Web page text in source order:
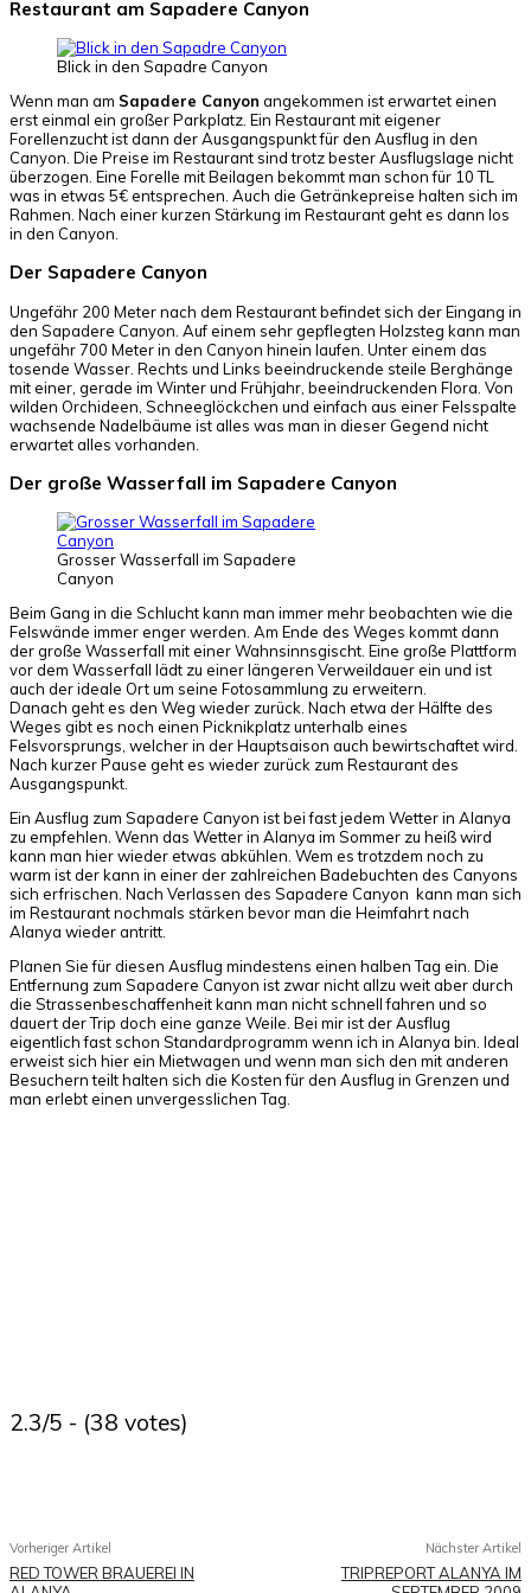
Restaurant am Sapadere Canyon
Blick in den Sapadre Canyon
Wenn man am Sapadere Canyon angekommen ist erwartet einen
erst einmal ein großer Parkplatz. Ein Restaurant mit eigener
Forellenzucht ist dann der Ausgangspunkt für den Ausflug in den
Canyon. Die Preise im Restaurant sind trotz bester Ausflugslage nicht
überzogen. Eine Forelle mit Beilagen bekommt man schon für 10 TL
was in etwas 5€ entsprechen. Auch die Getränkepreise halten sich im
Rahmen. Nach einer kurzen Stärkung im Restaurant geht es dann los
in den Canyon.
Der Sapadere Canyon
Ungefähr 200 Meter nach dem Restaurant befindet sich der Eingang in
den Sapadere Canyon. Auf einem sehr gepflegten Holzsteg kann man
ungefähr 700 Meter in den Canyon hinein laufen. Unter einem das
tosende Wasser. Rechts und Links beeindruckende steile Berghänge
mit einer, gerade im Winter und Frühjahr, beeindruckenden Flora. Von
wilden Orchideen, Schneeglöckchen und einfach aus einer Felsspalte
wachsende Nadelbäume ist alles was man in dieser Gegend nicht
erwartet alles vorhanden.
Der große Wasserfall im Sapadere Canyon
Grosser Wasserfall im Sapadere
Canyon
Beim Gang in die Schlucht kann man immer mehr beobachten wie die
Felswände immer enger werden. Am Ende des Weges kommt dann
der große Wasserfall mit einer Wahnsinnsgischt. Eine große Plattform
vor dem Wasserfall lädt zu einer längeren Verweildauer ein und ist
auch der ideale Ort um seine Fotosammlung zu erweitern.
Danach geht es den Weg wieder zurück. Nach etwa der Hälfte des
Weges gibt es noch einen Picknikplatz unterhalb eines
Felsvorsprungs, welcher in der Hauptsaison auch bewirtschaftet wird.
Nach kurzer Pause geht es wieder zurück zum Restaurant des
Ausgangspunkt.
Ein Ausflug zum Sapadere Canyon ist bei fast jedem Wetter in Alanya
zu empfehlen. Wenn das Wetter in Alanya im Sommer zu heiß wird
kann man hier wieder etwas abkühlen. Wem es trotzdem noch zu
warm ist der kann in einer der zahlreichen Badebuchten des Canyons
sich erfrischen. Nach Verlassen des Sapadere Canyon kann man sich
im Restaurant nochmals stärken bevor man die Heimfahrt nach
Alanya wieder antritt.
Planen Sie für diesen Ausflug mindestens einen halben Tag ein. Die
Entfernung zum Sapadere Canyon ist zwar nicht allzu weit aber durch
die Strassenbeschaffenheit kann man nicht schnell fahren und so
dauert der Trip doch eine ganze Weile. Bei mir ist der Ausflug
eigentlich fast schon Standardprogramm wenn ich in Alanya bin. Ideal
erweist sich hier ein Mietwagen und wenn man sich den mit anderen
Besuchern teilt halten sich die Kosten für den Ausflug in Grenzen und
man erlebt einen unvergesslichen Tag.
2.3/5 - (38 votes)
Vorheriger Artikel
RED TOWER BRAUEREI IN
Nächster Artikel
TRIPREPORT ALANYA IM